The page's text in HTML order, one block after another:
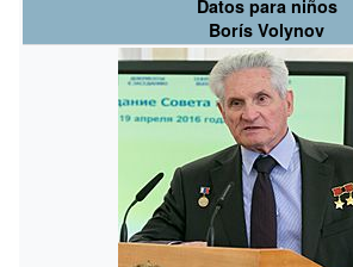
Datos para niños
Borís Volynov